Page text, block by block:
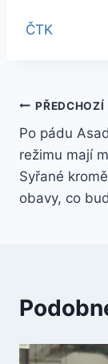
ČTK
Navigace
pro
PŘEDCHOZÍ
Po pádu
režimu mají
Syřané
obavy, co